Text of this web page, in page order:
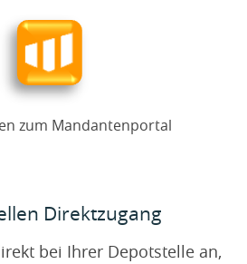
zum Mandantenportal
Direktzugang
bei Ihrer Depotstelle an,